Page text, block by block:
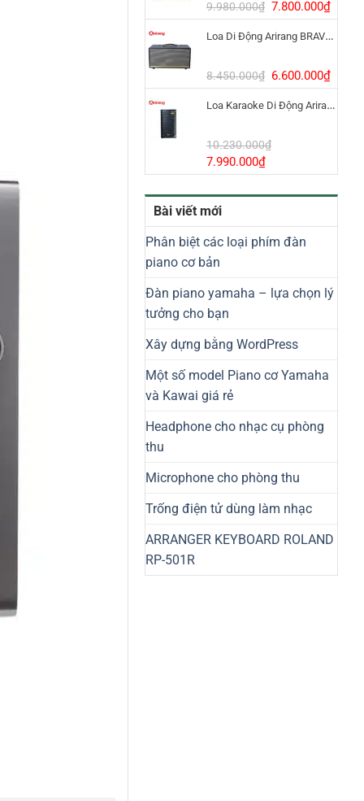
8.800.000₫.
9.980.000₫ Giá
gốc
là:
7.800.000₫Giá
hiện
tại
Loa Di Động Arirang BRAVO 8 800W Có Micro
8.450.000₫ Giá
gốc
là:
6.600.000₫Giá
hiện
tại
Loa Karaoke Di Động Arirang EDGE-X Model I
10.230.000₫
Giá
gốc
là:
10.230.000₫.
7.990.000₫Giá
hiện
tại
7.990.000₫.
Bài viết mới
Phân biệt các loại phím đàn
piano cơ bản
Đàn piano yamaha – lựa chọn lý
tưởng cho bạn
Xây dựng bằng WordPress
Một số model Piano cơ Yamaha
và Kawai giá rẻ
Headphone cho nhạc cụ phòng
thu
Microphone cho phòng thu
Trống điện tử dùng làm nhạc
ARRANGER KEYBOARD ROLAND
RP-501R